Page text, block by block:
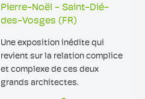
Pierre-Noël - Saint-Dié-
des-Vosges (FR)
Une exposition inédite qui
revient sur la relation complice
et complexe de ces deux
grands architectes.